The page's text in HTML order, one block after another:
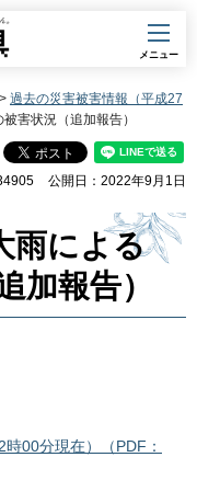
メニュー
> 過去の災害被害情報（平成27
害状況（追加報告）
公開日：2022年9月1日
雨による
加報告）
00分現在）（PDF：